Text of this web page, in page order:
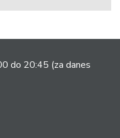
do 20:45 (za danes